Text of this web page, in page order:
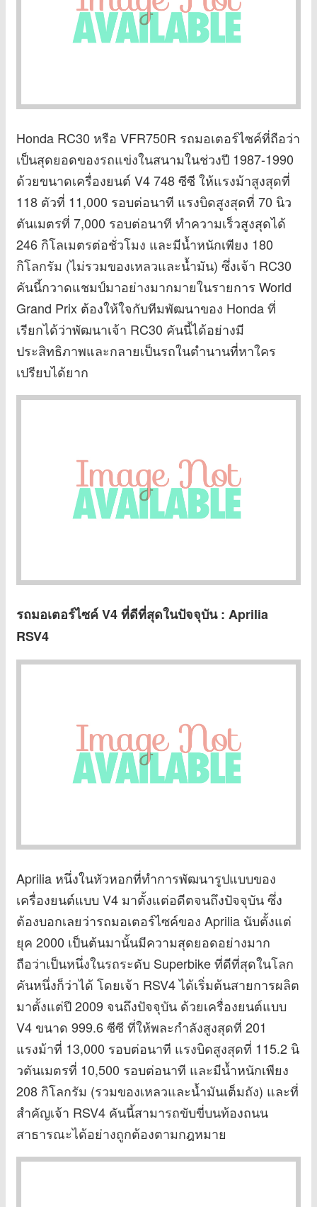
Honda RC30 หรือ VFR750R รถมอเตอร์ไซค์ที่ถือว่า
เป็นสุดยอดของรถแข่งในสนามในช่วงปี 1987-1990
ด้วยขนาดเครื่องยนต์ V4 748 ซีซี ให้แรงม้าสูงสุดที่
118 ตัวที่ 11,000 รอบต่อนาที แรงบิดสูงสุดที่ 70 นิว
ตันเมตรที่ 7,000 รอบต่อนาที ทำความเร็วสูงสุดได้
246 กิโลเมตรต่อชั่วโมง และมีน้ำหนักเพียง 180
กิโลกรัม (ไม่รวมของเหลวและน้ำมัน) ซึ่งเจ้า RC30
คันนี้กวาดแชมป์มาอย่างมากมายในรายการ World
Grand Prix ต้องให้ใจกับทีมพัฒนาของ Honda ที่
เรียกได้ว่าพัฒนาเจ้า RC30 คันนี้ได้อย่างมี
ประสิทธิภาพและกลายเป็นรถในตำนานที่หาใคร
เปรียบได้ยาก
รถมอเตอร์ไซค์ V4ที่ดีที่สุดในปัจจุบัน : Aprilia
RSV4
Aprilia หนึ่งในหัวหอกที่ทำการพัฒนารูปแบบของ
เครื่องยนต์แบบ V4 มาตั้งแต่อดีตจนถึงปัจจุบัน ซึ่ง
ต้องบอกเลยว่ารถมอเตอร์ไซค์ของ Aprilia นับตั้งแต่
ยุค 2000 เป็นต้นมานั้นมีความสุดยอดอย่างมาก
ถือว่าเป็นหนึ่งในรถระดับ Superbike ที่ดีที่สุดในโลก
คันหนึ่งก็ว่าได้ โดยเจ้า RSV4 ได้เริ่มต้นสายการผลิต
มาตั้งแต่ปี 2009 จนถึงปัจจุบัน ด้วยเครื่องยนต์แบบ
V4 ขนาด 999.6 ซีซี ที่ให้พละกำลังสูงสุดที่ 201
แรงม้าที่ 13,000 รอบต่อนาที แรงบิดสูงสุดที่ 115.2 นิ
วตันเมตรที่ 10,500 รอบต่อนาที และมีน้ำหนักเพียง
208 กิโลกรัม (รวมของเหลวและน้ำมันเต็มถัง) และที่
สำคัญเจ้า RSV4 คันนี้สามารถขับขี่บนท้องถนน
สาธารณะได้อย่างถูกต้องตามกฎหมาย